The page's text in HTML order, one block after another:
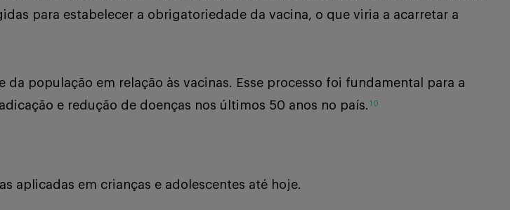
para estabelecer a obrigatoriedade da vacina, o que viria a acarretar a
população em relação às vacinas. Esse processo foi fundamental para a
e redução de doenças nos últimos 50 anos no país. 10
aplicadas em crianças e adolescentes até hoje.